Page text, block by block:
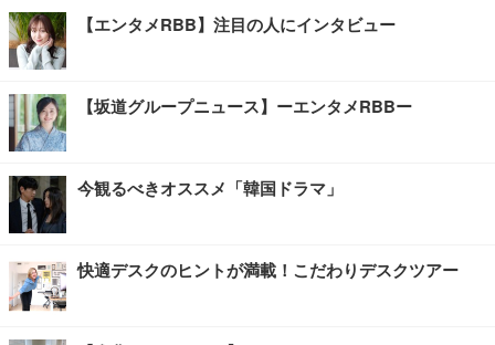
【エンタメRBB】注目の人にインタビュー
【坂道グループニュース】ーエンタメRBBー
今観るべきオススメ「韓国ドラマ」
快適デスクのヒントが満載！こだわりデスクツアー